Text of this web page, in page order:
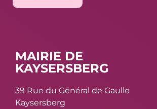
MAIRIE DE
KAYSERSBERG
39 Rue du Général de Gaulle
Kaysersberg